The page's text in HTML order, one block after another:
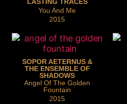
You And Me
2015
SOPOR AETERNUS &
THE ENSEMBLE OF
SHADOWS
Angel Of The Golden
Fountain
2015